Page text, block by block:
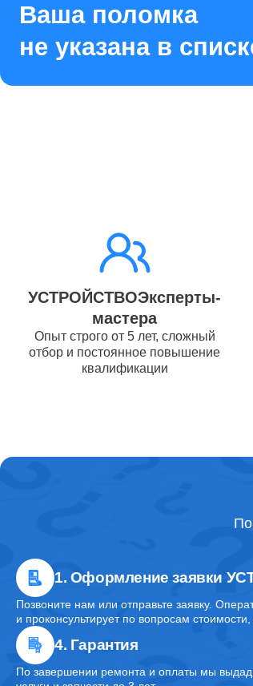
Ваша поломка
не указана в
УСТРОЙСТВОЭксперты-
мастера
Опыт строго от 5 лет, сложный
отбор и постоянное повышение
квалификации
1. Оформление заявки
Позвоните нам или отправьте заявку.
и проконсультирует по вопросам стоимости,
4. Гарантия
По завершении ремонта и оплаты мы